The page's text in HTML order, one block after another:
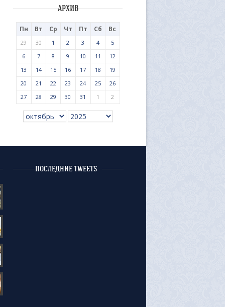
архив
Пн Вт Ср Чт Пт Сб Вс
29 30 1 2 3 4
5
6
7 8 9 10 11
12
13
14 15 16 17 18
19
20
21 22 23 24 25
26
27
28 29 30 31 1 2
ПОСЛЕДНИЕ TWEETS